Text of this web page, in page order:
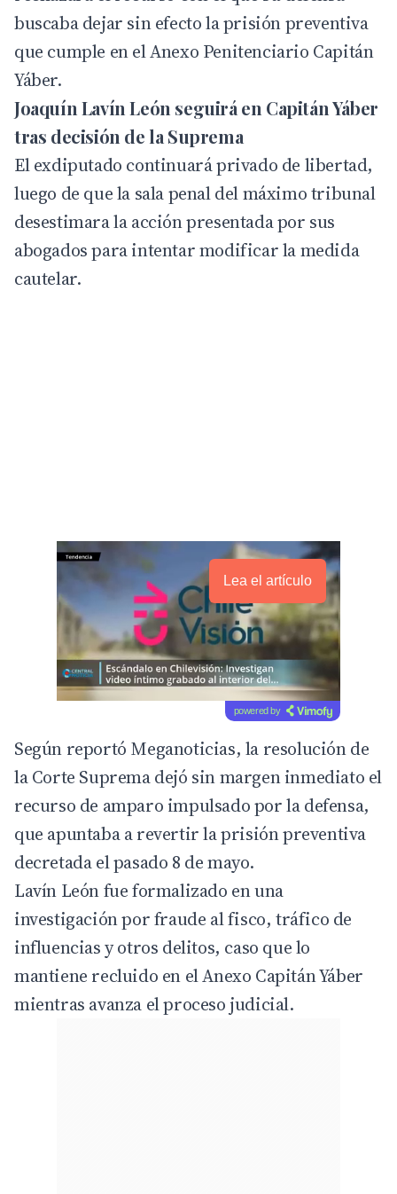
buscaba dejar sin efecto la prisión preventiva
que cumple en el Anexo Penitenciario Capitán
Yáber.
Joaquín Lavín León seguirá en Capitán Yáber
tras decisión de la Suprema
El exdiputado continuará privado de libertad,
luego de que la sala penal del máximo tribunal
desestimara la acción presentada por sus
abogados para intentar modificar la medida
cautelar.
Lea el artículo
powered by
Según reportó Meganoticias, la resolución de
la Corte Suprema dejó sin margen inmediato el
recurso de amparo impulsado por la defensa,
que apuntaba a revertir la prisión preventiva
decretada el pasado 8 de mayo.
Lavín León fue formalizado en una
investigación por fraude al fisco, tráfico de
influencias y otros delitos, caso que lo
mantiene recluido en el Anexo Capitán Yáber
mientras avanza el proceso judicial.